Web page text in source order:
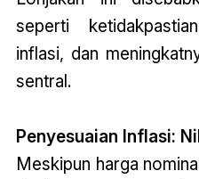
seperti
inflasi, dan
sentral.
Penyesuaian Inflasi:
Meskipun harga